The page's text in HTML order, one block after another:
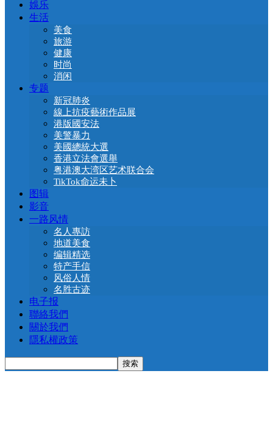
娛乐
生活
美食
旅游
健康
时尚
消闲
专题
新冠肺炎
線上抗疫藝術作品展
港版國安法
美警暴力
美國總統大選
香港立法會選舉
粤港澳大湾区艺术联合会
TikTok命运未卜
图辑
影音
一路风情
名人專訪
地道美食
编辑精选
特产手信
风俗人情
名胜古迹
电子报
聯絡我們
關於我們
隱私權政策